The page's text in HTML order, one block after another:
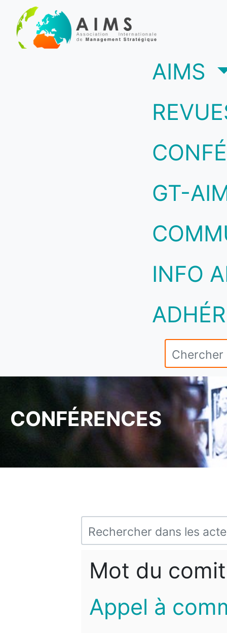
AIMS
GT-
INFO
CONFÉRENCES
Mot du
Appel à